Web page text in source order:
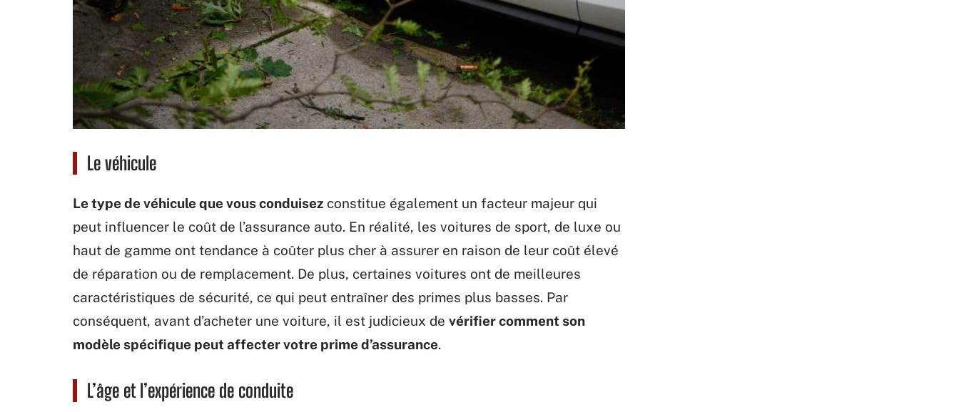
Le véhicule
Le type de véhicule que vous conduisez constitue également un facteur majeur qui
peut influencer le coût de l’assurance auto. En réalité, les voitures de sport, de luxe ou
haut de gamme ont tendance à coûter plus cher à assurer en raison de leur coût élevé
de réparation ou de remplacement. De plus, certaines voitures ont de meilleures
caractéristiques de sécurité, ce qui peut entraîner des primes plus basses. Par
conséquent, avant d’acheter une voiture, il est judicieux de vérifier comment son
modèle spécifique peut affecter votre prime d’assurance.
L’âge et l’expérience de conduite